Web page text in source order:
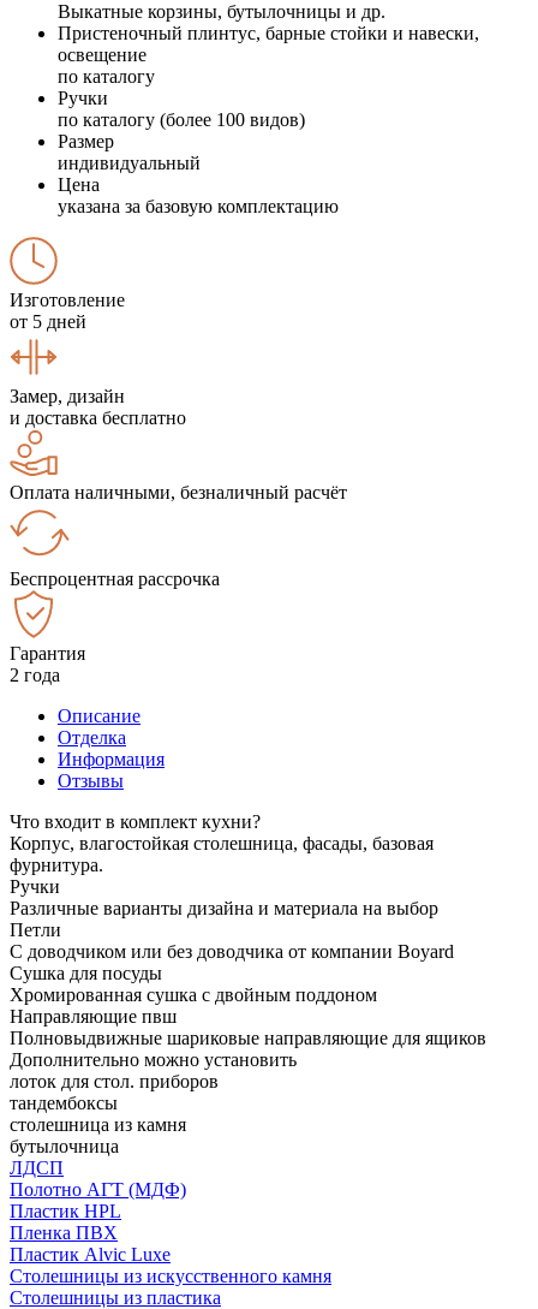
Выкатные корзины, бутылочницы и др.
Пристеночный плинтус, барные стойки и навески,
освещение
по каталогу
Ручки
по каталогу (более 100 видов)
Размер
индивидуальный
Цена
указана за базовую комплектацию
Изготовление
от 5 дней
Замер, дизайн
и доставка бесплатно
Оплата наличными, безналичный расчёт
Беспроцентная рассрочка
Гарантия
2 года
Описание
Отделка
Информация
Отзывы
Что входит в комплект кухни?
Корпус, влагостойкая столешница, фасады, базовая
фурнитура.
Ручки
Различные варианты дизайна и материала на выбор
Петли
С доводчиком или без доводчика от компании Boyard
Сушка для посуды
Хромированная сушка с двойным поддоном
Направляющие пвш
Полновыдвижные шариковые направляющие для ящиков
Дополнительно можно установить
лоток для стол. приборов
тандембоксы
столешница из камня
бутылочница
ЛДСП
Полотно АГТ (МДФ)
Пластик HPL
Пленка ПВХ
Пластик Alvic Luxe
Столешницы из искусственного камня
Столешницы из пластика